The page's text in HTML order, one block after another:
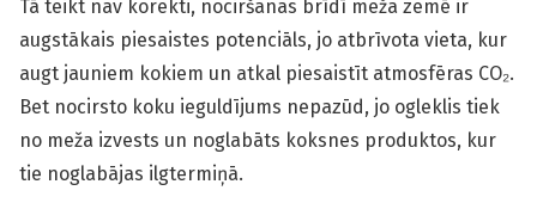
Tā teikt nav korekti, nociršanas brīdī meža zemē ir
augstākais piesaistes potenciāls, jo atbrīvota vieta, kur
augt jauniem kokiem un atkal piesaistīt atmosfēras CO₂.
Bet nocirsto koku ieguldījums nepazūd, jo ogleklis tiek
no meža izvests un noglabāts koksnes produktos, kur
tie noglabājas ilgtermiņā.